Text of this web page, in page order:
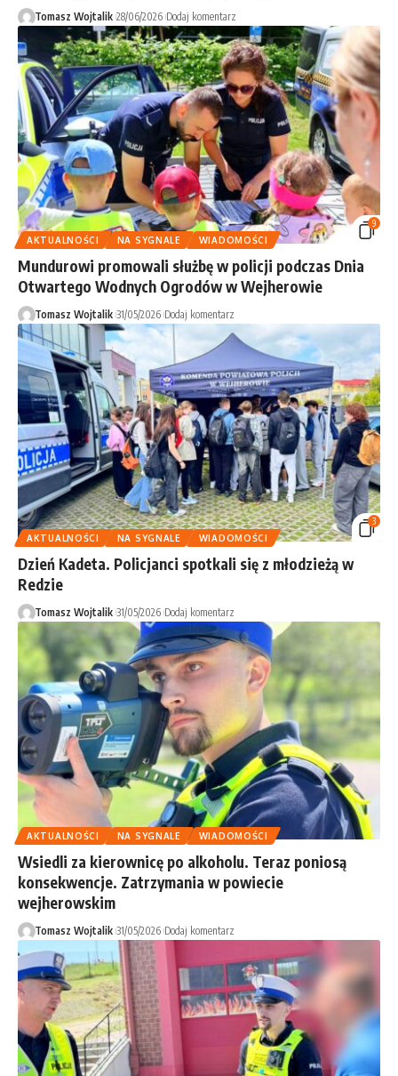
Tomasz Wojtalik 28/06/2026 Dodaj komentarz
9
AKTUALNOŚCI
NA SYGNALE WIADOMOŚCI
Mundurowi promowali służbę w policji podczas Dnia
Otwartego Wodnych Ogrodów w Wejherowie
Tomasz Wojtalik 31/05/2026 Dodaj komentarz
3
AKTUALNOŚCI
NA SYGNALE WIADOMOŚCI
Dzień Kadeta. Policjanci spotkali się z młodzieżą w
Redzie
Tomasz Wojtalik 31/05/2026 Dodaj komentarz
AKTUALNOŚCI NA SYGNALE WIADOMOŚCI
Wsiedli za kierownicę po alkoholu. Teraz poniosą
konsekwencje. Zatrzymania w powiecie
wejherowskim
Tomasz Wojtalik 31/05/2026 Dodaj komentarz